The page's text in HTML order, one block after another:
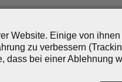
Website. Einige von
zu verbessern
dass bei einer Ablehnung